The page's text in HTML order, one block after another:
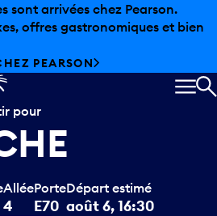
sont arrivées chez Pearson.
offres gastronomiques et bien
PEARSON
pour
Allée
4
Porte
E70
Départ estimé
août 6, 16:30